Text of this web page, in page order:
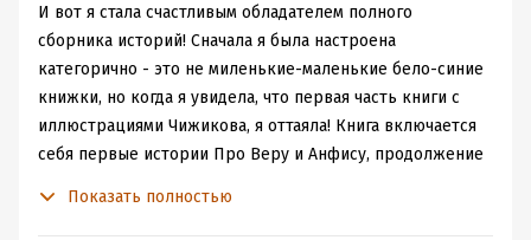
И вот я стала счастливым обладателем полного
сборника историй! Сначала я была настроена
категорично - это не миленькие-маленькие бело-синие
книжки, но когда я увидела, что первая часть книги с
иллюстрациями Чижикова, я оттаяла! Книга включается
себя первые истории Про Веру и Анфису, продолжение
Показать полностью